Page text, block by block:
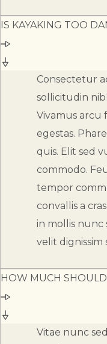
IS KAYAKING TOO
Consectetur
sollicitudin
Vivamus
egestas.
quis. Elit sed
commodo.
tempor
convallis a
in mollis nunc
velit dignissim
HOW MUCH
Vitae nunc